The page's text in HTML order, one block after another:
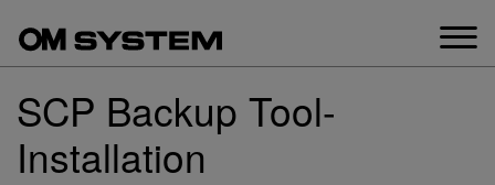
Inhalt
springen
SCP Backup Tool-
Installation